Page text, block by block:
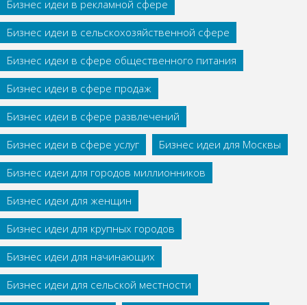
Бизнес идеи в рекламной сфере
Бизнес идеи в сельскохозяйственной сфере
Бизнес идеи в сфере общественного питания
Бизнес идеи в сфере продаж
Бизнес идеи в сфере развлечений
Бизнес идеи в сфере услуг
Бизнес идеи для Москвы
Бизнес идеи для городов миллионников
Бизнес идеи для женщин
Бизнес идеи для крупных городов
Бизнес идеи для начинающих
Бизнес идеи для сельской местности